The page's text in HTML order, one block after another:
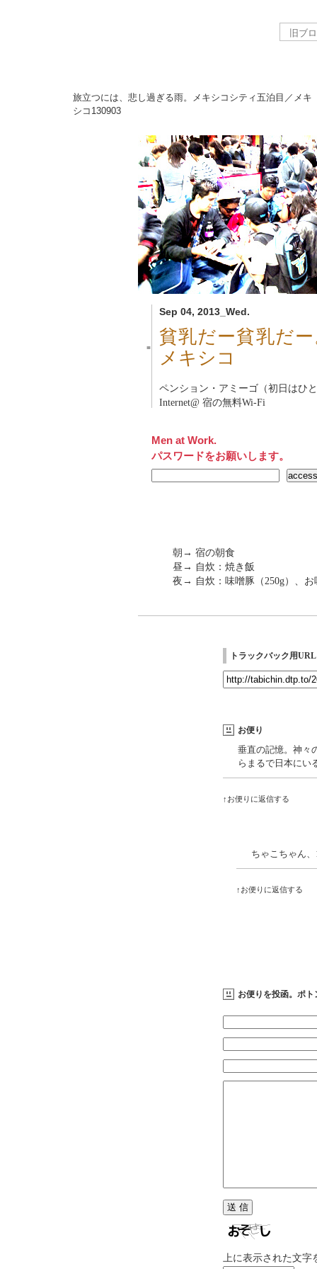
旅立つには、悲し過ぎる雨。メキシコシティ五泊目／メキ
シコ 130903
Sep 04, 2013_Wed.
■
貧乳だー貧乳だ
メキシコ
ペンション・アミーゴ（初日はひ
Internet@ 宿の無料Wi-Fi
Men at Work.
パスワードをお願いします。
朝→ 宿の朝食
昼→ 自炊：焼き飯
夜→ 自炊：味噌豚（250g）、
トラックバック用URL
お便り
垂直の記憶。神々
らまるで日本にい
↑お便りに返信する
ちゃこちゃん
↑お便りに返信する
お便りを投函。ポト
上に表示された文